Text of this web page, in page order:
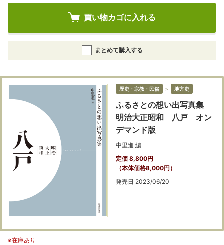
買い物カゴに入れる
まとめて購入する
歴史・宗教・民俗 ＞ 地方史
ふるさとの想い出写真集
明治大正昭和 八戸 オン
デマンド版
中里進 編
定価 8,800円
（本体価格8,000円）
発売日 2023/06/20
※在庫あり